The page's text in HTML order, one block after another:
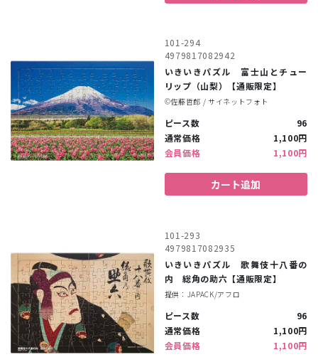
101-294
4979817082942
いきいきパズル 富士山とチュー
リップ（山梨）【通販限定】
©︎佐藤哲郎 / サイネットフォト
ピース数
96
通常価格
1,100円
会員価格
1,100円
カート追加
101-293
4979817082935
いきいきパズル 歌舞伎十八番の
内 総角の助六【通販限定】
提供：JAPACK/アフロ
ピース数
96
通常価格
1,100円
会員価格
1,100円